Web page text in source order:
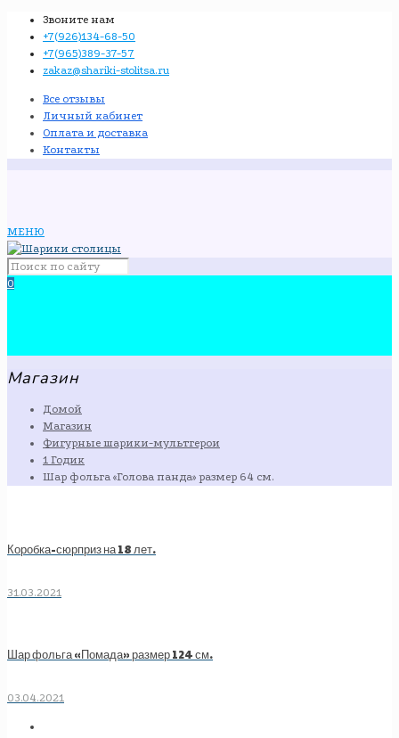
Звоните нам
+7(926)134-68-50
+7(965)389-37-57
zakaz@shariki-stolitsa.ru
Все отзывы
Личный кабинет
Оплата и доставка
Контакты
МЕНЮ
0
Магазин
Домой
Магазин
Фигурные шарики-мультгерои
1 Годик
Шар фольга «Голова панда» размер 64 см.
Коробка-сюрприз на 18 лет.
31.03.2021
Шар фольга «Помада» размер 124 см.
03.04.2021